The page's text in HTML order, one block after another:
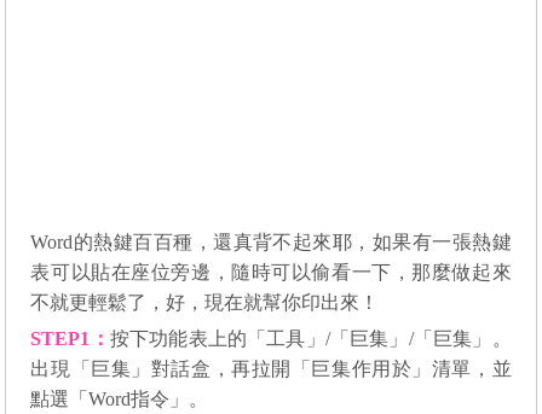
Word的熱鍵百百種，還真背不起來耶，如果有一張熱鍵
表可以貼在座位旁邊，隨時可以偷看一下，那麼做起來
不就更輕鬆了，好，現在就幫你印出來！
STEP1 ： 按下功能表上的「工具」/「巨集」/「巨集」。
出現「巨集」對話盒，再拉開「巨集作用於」清單，並
點選「Word指令」。